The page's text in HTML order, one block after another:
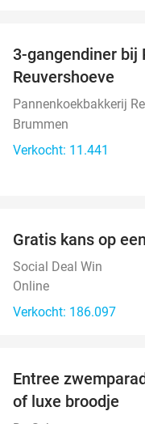
3-gangendiner bij
Reuvershoeve
Pannenkoekbakkerij
Brummen
Verkocht: 11.441
Gratis kans op
Social Deal Win
Online
Verkocht: 186.097
Entree
of luxe broodje